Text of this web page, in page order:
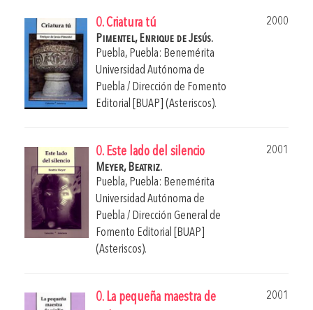
0. Criatura tú
2000
Pimentel, Enrique de Jesús.
Puebla, Puebla: Benemérita
Universidad Autónoma de
Puebla / Dirección de Fomento
Editorial [BUAP] (Asteriscos).
0. Este lado del silencio
2001
Meyer, Beatriz.
Puebla, Puebla: Benemérita
Universidad Autónoma de
Puebla / Dirección General de
Fomento Editorial [BUAP]
(Asteriscos).
0. La pequeña maestra de
2001